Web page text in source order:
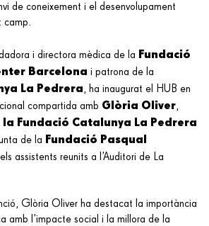
de coneixement i el desenvolupament
camp.
i directora mèdica de la Fundació
Barcelona i patrona de la
La Pedrera, ha inaugurat el HUB en
compartida amb Glòria Oliver,
Fundació Catalunya La Pedrera
de la Fundació Pasqual
assistents reunits a l’Auditori de La
Glòria Oliver ha destacat la importància
amb l’impacte social i la millora de la